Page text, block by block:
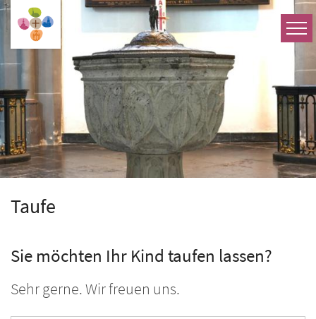
Zum Inhalt springen
Taufe
Sie möchten Ihr Kind taufen lassen?
Sehr gerne. Wir freuen uns.